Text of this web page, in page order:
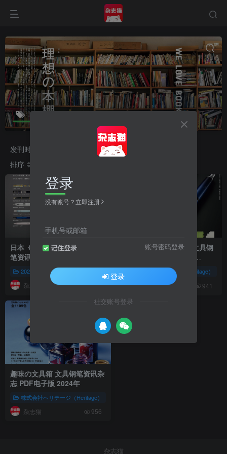
趣味の文具箱
发刊时间 2024
排序
日本《趣味の文具箱》文具钢
笔资讯杂志 PDF电子版
【2026年·全年订阅】
2026年杂志集合 株式会社ヘリテージ（Heritage） 设计 趣味の文
杂志猫 958
日本《趣味の文具箱》文具钢
【2025年·全年订阅】
株式会社ヘリテージ（Heritage）
杂志猫 941
趣味の文具箱 文具钢笔资讯杂
志 PDF电子版 2024年
株式会社ヘリテージ（Heritage）
杂志猫 956
杂志猫
登录
没有账号？立即注册
手机号或邮箱
记住登录 账号密码登录
登录
社交账号登录